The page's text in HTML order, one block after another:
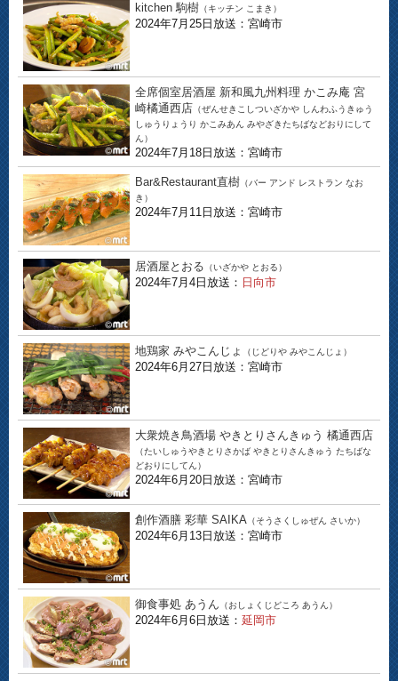
kitchen 駒樹 （キッチン こまき）
2024年7月25日放送：宮崎市
全席個室居酒屋 新和風九州料理 かこみ庵 宮
崎橘通西店 （ぜんせきこしついざかや しんわふうきゅう
しゅうりょうり かこみあん みやざきたちばなどおりにして
ん）
2024年7月18日放送：宮崎市
Bar&Restaurant直樹 （バー アンド レストラン なお
き）
2024年7月11日放送：宮崎市
居酒屋とおる （いざかや とおる）
2024年7月4日放送： 日向市
地鶏家 みやこんじょ （じどりや みやこんじょ）
2024年6月27日放送：宮崎市
大衆焼き鳥酒場 やきとりさんきゅう 橘通西店
（たいしゅうやきとりさかば やきとりさんきゅう たちばな
どおりにしてん）
2024年6月20日放送：宮崎市
創作酒膳 彩華 SAIKA （そうさくしゅぜん さいか）
2024年6月13日放送：宮崎市
御食事処 あうん （おしょくじどころ あうん）
2024年6月6日放送： 延岡市